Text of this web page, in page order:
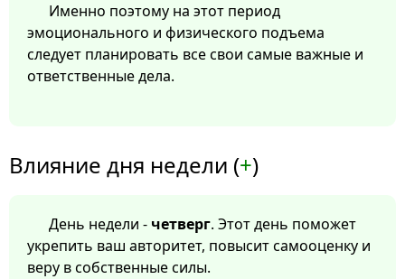
Именно поэтому на этот период
эмоционального и физического подъема
следует планировать все свои самые важные и
ответственные дела.
Влияние дня недели (+)
День недели - четверг. Этот день поможет
укрепить ваш авторитет, повысит самооценку и
веру в собственные силы.